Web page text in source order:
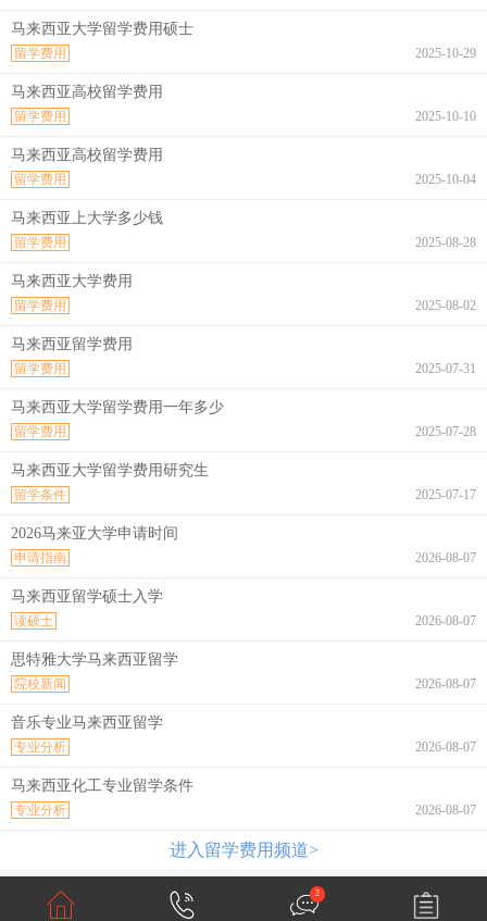
马来西亚大学留学费用硕士
2025-10-29
留学费用
马来西亚高校留学费用
2025-10-10
留学费用
马来西亚高校留学费用
2025-10-04
留学费用
马来西亚上大学多少钱
2025-08-28
留学费用
马来西亚大学费用
2025-08-02
留学费用
马来西亚留学费用
2025-07-31
留学费用
马来西亚大学留学费用一年多少
2025-07-28
留学费用
马来西亚大学留学费用研究生
2025-07-17
留学条件
2026马来亚大学申请时间
2026-08-07
申请指南
马来西亚留学硕士入学
2026-08-07
读硕士
思特雅大学马来西亚留学
2026-08-07
院校新闻
音乐专业马来西亚留学
2026-08-07
专业分析
马来西亚化工专业留学条件
2026-08-07
专业分析
进入留学费用频道>
2